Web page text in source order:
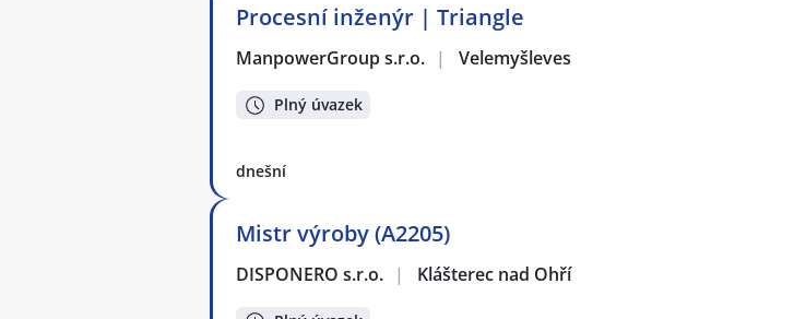
Procesní inženýr | Triangle
ManpowerGroup s.r.o. | Velemyšleves
Plný úvazek
dnešní
Mistr výroby (A2205)
DISPONERO s.r.o. | Klášterec nad Ohří